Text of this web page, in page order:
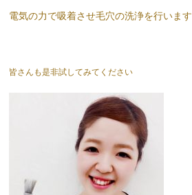
電気の力で吸着させ毛穴の洗浄を行います
皆さんも是非試してみてください